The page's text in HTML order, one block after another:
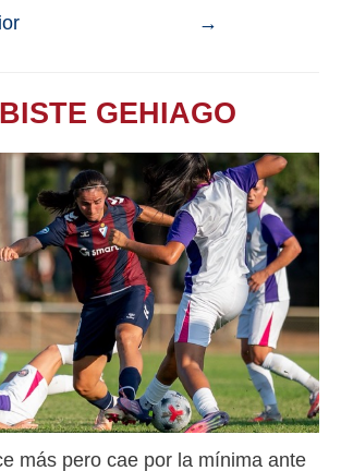
→
GEHIAGO
más pero cae por la mínima ante